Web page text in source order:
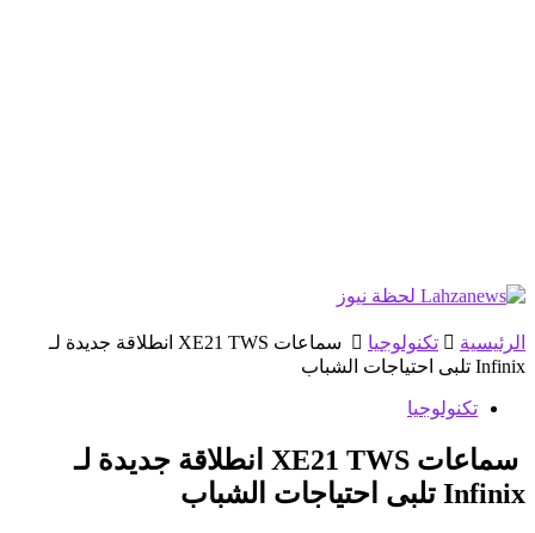
الرئيسية تكنولوجيا
سماعات XE21 TWS انطلاقة جديدة لـ
Infinix تلبى احتياجات الشباب
تكنولوجيا
سماعات XE21 TWS انطلاقة جديدة لـ
Infinix تلبى احتياجات الشباب